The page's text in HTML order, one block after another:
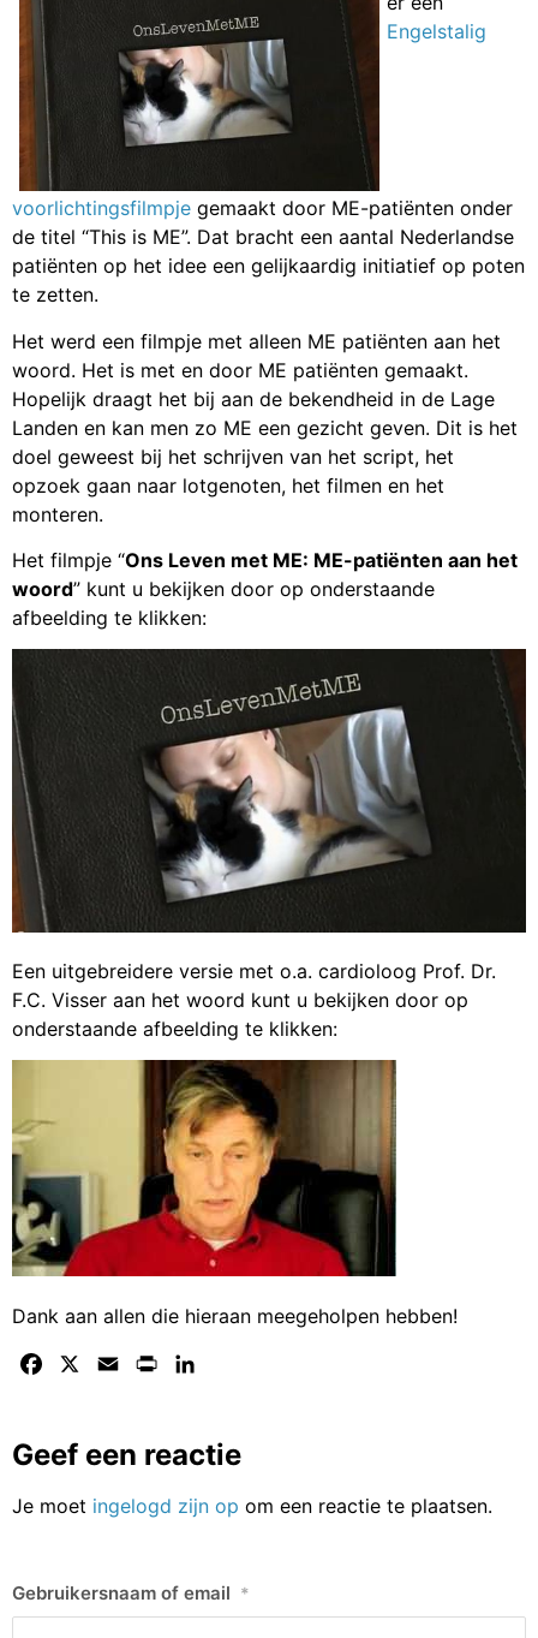
Engelstalig
voorlichtingsfilmpje gemaakt door ME-patiënten onder
de titel “This is ME”. Dat bracht een aantal Nederlandse
patiënten op het idee een gelijkaardig initiatief op poten
te zetten.
Het werd een filmpje met alleen ME patiënten aan het
woord. Het is met en door ME patiënten gemaakt.
Hopelijk draagt het bij aan de bekendheid in de Lage
Landen en kan men zo ME een gezicht geven. Dit is het
doel geweest bij het schrijven van het script, het
opzoek gaan naar lotgenoten, het filmen en het
monteren.
Het filmpje “Ons Leven met ME: ME-patiënten aan het
woord” kunt u bekijken door op onderstaande
afbeelding te klikken:
Een uitgebreidere versie met o.a. cardioloog Prof. Dr.
F.C. Visser aan het woord kunt u bekijken door op
onderstaande afbeelding te klikken:
Dank aan allen die hieraan meegeholpen hebben!
Facebook Email Print
Geef een reactie
Je moet ingelogd zijn op om een reactie te plaatsen.
Gebruikersnaam of email *